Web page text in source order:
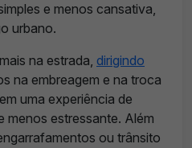
e menos cansativa,
urbano.
na estrada, dirigindo
na embreagem e na troca
uma experiência de
menos estressante. Além
ou trânsito